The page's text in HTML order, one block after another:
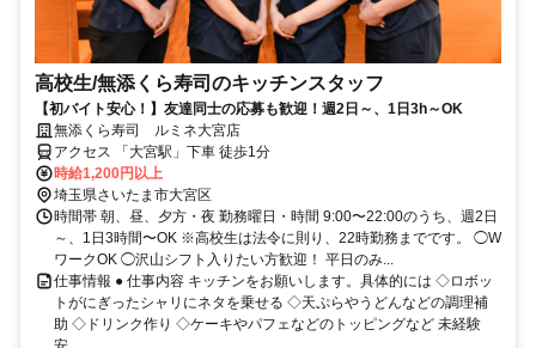
高校生/無添くら寿司のキッチンスタッフ
【初バイト安心！】友達同士の応募も歓迎！週2日～、1日3h～OK
無添くら寿司 ルミネ大宮店
アクセス 「大宮駅」下車 徒歩1分
時給1,200円以上
埼玉県さいたま市大宮区
時間帯 朝、昼、夕方・夜 勤務曜日・時間 9:00〜22:00のうち、週2日
～、1日3時間〜OK ※高校生は法令に則り、22時勤務までです。 ◯W
ワークOK ◯沢山シフト入りたい方歓迎！ 平日のみ...
仕事情報 ● 仕事内容 キッチンをお願いします。具体的には ◇ロボッ
トがにぎったシャリにネタを乗せる ◇天ぷらやうどんなどの調理補
助 ◇ドリンク作り ◇ケーキやパフェなどのトッピングなど 未経験